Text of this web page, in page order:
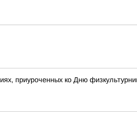
приуроченных ко Дню